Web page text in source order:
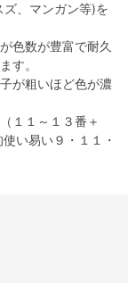
、マンガン等)を
色数が豊富で耐久
す。
が粗いほど色が濃
１１～１３番＋
い易い９・１１・